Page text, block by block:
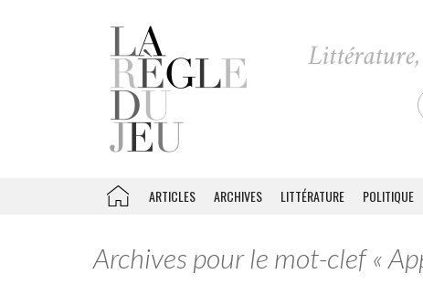
ARTICLES ARCHIVES LITTÉRATURE POLITIQUE
Archives pour le mot-clef «